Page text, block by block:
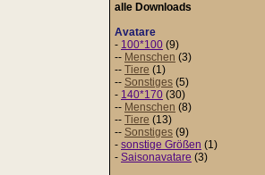
alle Downloads
Avatare
- 100*100 (9)
-- Menschen (3)
-- Tiere (1)
-- Sonstiges (5)
- 140*170 (30)
-- Menschen (8)
-- Tiere (13)
-- Sonstiges (9)
- sonstige Größen (1)
- Saisonavatare (3)